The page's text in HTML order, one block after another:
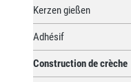
Kerzen gießen
Adhésif
Construction de crèche